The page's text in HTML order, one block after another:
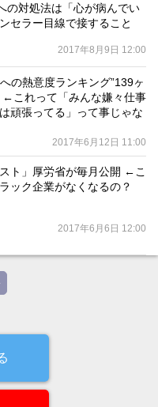
の対処法は「心が病んでい
セラー目線で接すること
2017年8月9日 12:00
の熱意度ランキング”139ヶ
←これって「みんな嫌々仕事
頑張ってる」って事じゃな
2017年6月12日 11:00
スト」厚労省が毎月公開 ←こ
ック企業がなくなるの？
2017年6月6日 12:00